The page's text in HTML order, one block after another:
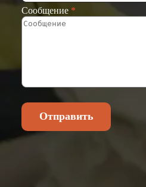
Сообщение *
Отправить